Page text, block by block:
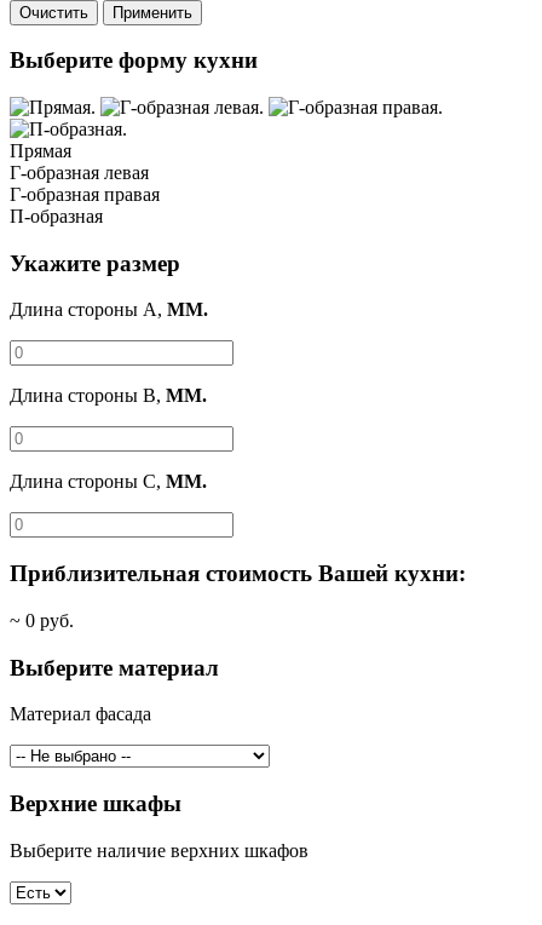
Очистить Применить
Выберите форму кухни
Прямая
Г-образная левая
Г-образная правая
П-образная
Укажите размер
Длина стороны A, ММ.
Длина стороны B, ММ.
Длина стороны C, ММ.
Приблизительная стоимость Вашей кухни:
~ 0 руб.
Выберите материал
Материал фасада
Верхние шкафы
Выберите наличие верхних шкафов